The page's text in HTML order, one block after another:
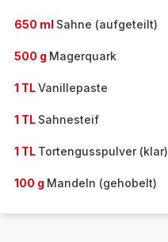
650 ml Sahne (aufgeteilt)
500 g Magerquark
1 TLVanillepaste
1 TL Sahnesteif
1 TL Tortengusspulver (klar)
100 g Mandeln (gehobelt)